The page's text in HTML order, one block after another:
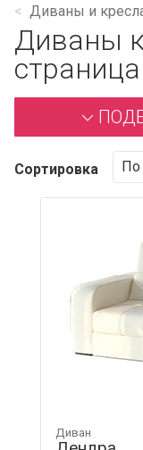
Диваны и
Диваны
Сортировка
Диван